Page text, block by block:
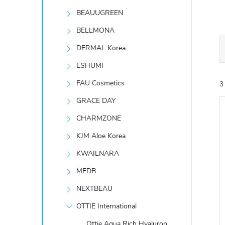
BEAUUGREEN
BELLMONA
DERMAL Korea
ESHUMI
FAU Cosmetics
GRACE DAY
CHARMZONE
KJM Aloe Korea
KWAILNARA
MEDB
NEXTBEAU
OTTIE International
3